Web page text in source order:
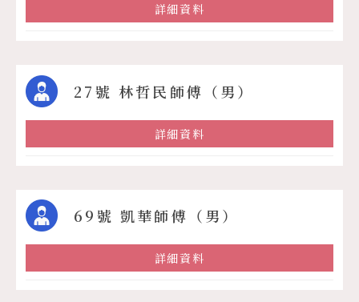
詳細資料
27號 林哲民師傅（男）
詳細資料
69號 凱華師傅（男）
詳細資料